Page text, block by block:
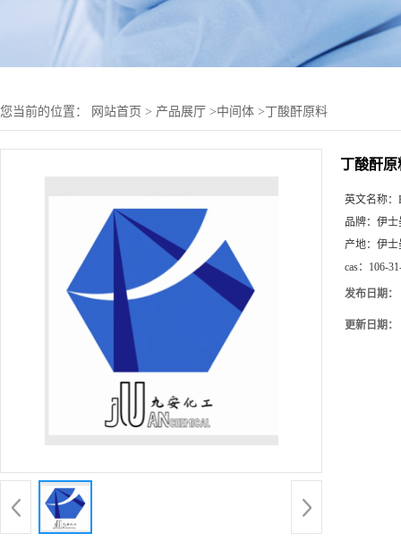
您当前的位置： 网站首页 > 产品展厅 >中间体 >丁酸酐原料
丁酸酐原
英文名称：
品牌： 伊士
产地： 伊士
cas： 106-
发布日期：
更新日期：